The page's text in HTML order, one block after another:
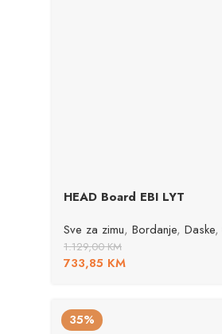
HEAD Board EBI LYT
Sve za zimu, Bordanje, Daske,
1.129,00KM
733,85 KM
35%